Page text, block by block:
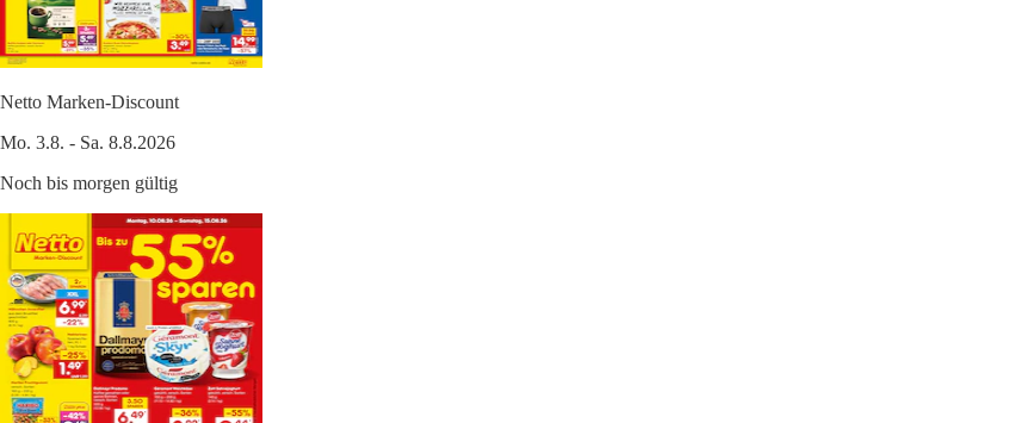
Netto Marken-Discount
Mo. 3.8. - Sa. 8.8.2026
Noch bis morgen gültig